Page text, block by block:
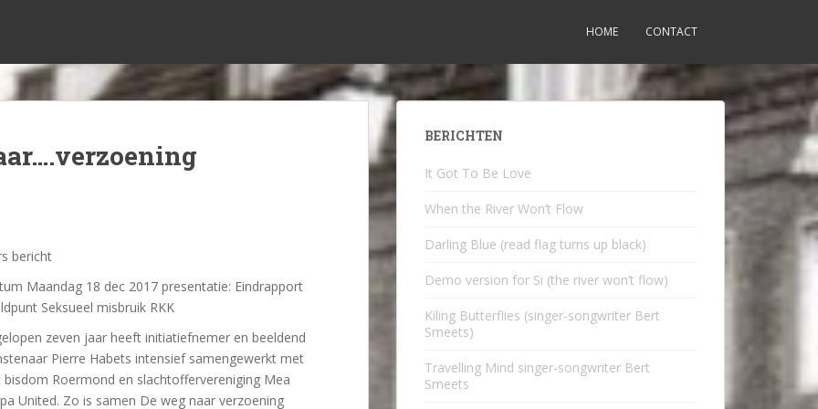
HOME CONTACT
bericht
Maandag 18 dec 2017 presentatie: Eindrapport
Seksueel misbruik RKK
zeven jaar heeft initiatiefnemer en beeldend
Pierre Habets intensief samengewerkt met
bisdom Roermond en slachtoffervereniging Mea
United. Zo is samen De weg naar verzoening
BERICHTEN
It Got To Be Love
When the River Won’t Flow
Darling Blue (read flag turns up black)
Demo version for Si (the river won’t flow)
Kiling Butterflies (singer-songwriter Bert
Smeets)
Travelling Mind singer-songwriter Bert
Smeets